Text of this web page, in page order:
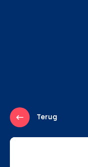
Terug